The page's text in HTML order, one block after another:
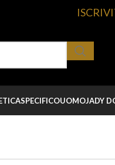
SPECIFICOUOMOJADY